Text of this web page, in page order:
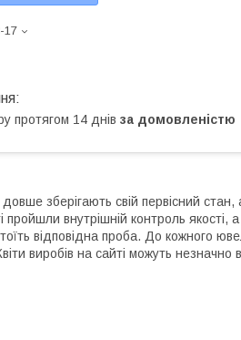
17
протягом 14 днів за домовленістю
зберігають свій первісний стан,
внутрішній контроль якості,
відповідна проба. До кожного
виробів на сайті можуть незначно